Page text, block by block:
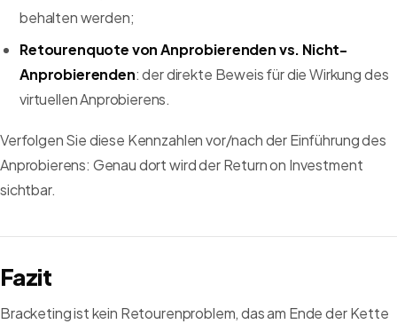
behalten werden;
Retourenquote von Anprobierenden vs. Nicht-
Anprobierenden: der direkte Beweis für die Wirkung des
virtuellen Anprobierens.
Verfolgen Sie diese Kennzahlen vor/nach der Einführung des
Anprobierens: Genau dort wird der Return on Investment
sichtbar.
Fazit
Bracketing ist kein Retourenproblem, das am Ende der Kette